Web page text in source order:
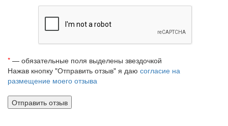
* — обязательные поля выделены звездочкой
Нажав кнопку "Отправить отзыв" я даю согласие на
размещение моего отзыва